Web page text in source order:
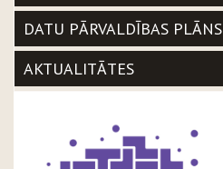
DATU PĀRVALDĪBAS PLĀNS
AKTUALITĀTES